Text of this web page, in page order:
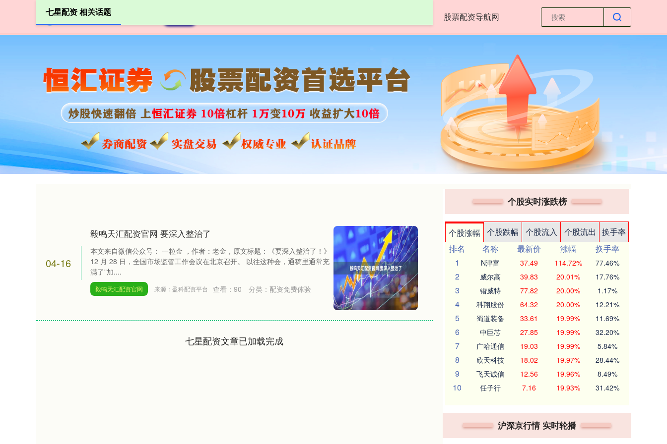
股票配资导航网
七星配资 相关话题
04-16
毅鸣天汇配资官网 要深入整治了
本文来自微信公众号： 一粒金 ，作者：老金，原文标题：《要深入整治了！》
12 月 28 日，全国市场监管工作会议在北京召开。 以往这种会，通稿里通常充
满了"加....
毅鸣天汇配资官网 来源：盈科配资平台 查看： 90 分类： 配资免费体验
七星配资文章已加载完成
个股实时涨跌榜
个股涨幅 个股跌幅 个股流入 个股流出
换手率
排名
名称 最新价 涨幅
换手率
1
N津富 37.49 114.72% 77.46%
2 威尔高 39.83 20.01% 17.76%
3 锴威特 77.82 20.00% 1.17%
4 科翔股份 64.32 20.00% 12.21%
5 蜀道装备 33.61 19.99% 11.69%
6 中巨芯 27.85 19.99% 32.20%
7 广哈通信 19.03 19.99% 5.84%
8 欣天科技 18.02 19.97% 28.44%
9 飞天诚信 12.56 19.96% 8.49%
10 任子行 7.16 19.93% 31.42%
沪深京行情 实时轮播